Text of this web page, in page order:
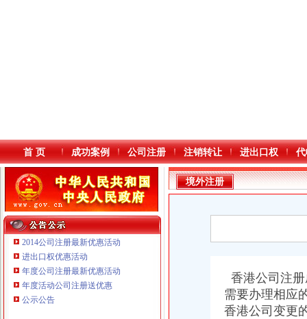
本站导航
首 页 成功案例 公司注册 注销转让 进出口权
2014公司注册最新优惠活动
进出口权优惠活动
年度公司注册最新优惠活动
年度活动公司注册送优惠
公示公告
重庆鸽牌电线电缆有限公司 渝北10010万 (进出口权)
重庆傲志众达投资咨询有限责任公司 渝九1000万 （增资）
境外注册
香港公司注
需要办理相应
香港公司变更